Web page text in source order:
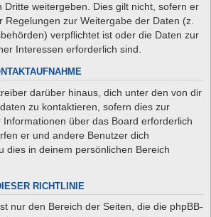
Dritte weitergeben. Dies gilt nicht, sofern er
Regelungen zur Weitergabe der Daten (z.
verpflichtet ist oder die Daten zur
Interessen erforderlich sind.
darüber hinaus, dich unter den von dir
zu kontaktieren, sofern dies zur
über das Board erforderlich
er und andere Benutzer dich
dies in deinem persönlichen Bereich
RICHTLINIE
nur den Bereich der Seiten, die die phpBB-